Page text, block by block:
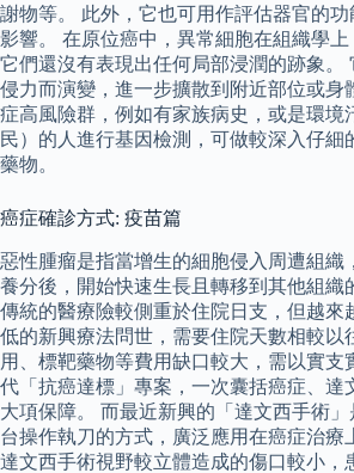
謝物等。 此外，它也可用作評估器官的
影響。 在原位癌中，異常細胞在組織學
它們還沒有表現出任何局部浸潤的跡象。
侵力而演變，進一步擴散到附近部位或身
症高風險群，例如有家族病史，或是環境
民）的人進行基因檢測，可做較深入仔細
藥物。
癌症確診方式: 疫苗篇
惡性腫瘤是指當增生的細胞侵入周遭組織
養分後，開始快速生長且轉移到其他組織
傳統的醫療險較側重於住院日支，但越來
低的新興療法問世，需要住院天數相較以
用、標靶藥物等費用缺口較大，需以實支
代「抗癌達標」專案，一次囊括癌症、達
大項保障。 而最近新興的「達文西手術
台操作執刀的方式，廣泛應用在癌症治療
達文西手術視野較立體造成的傷口較小，